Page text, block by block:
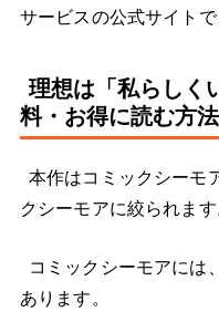
サービスの公式サイトで
理想は「私らしく
料・お得に読む方法
本作はコミックシーモ
クシーモアに絞られます
コミックシーモアには
あります。